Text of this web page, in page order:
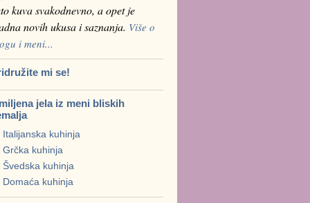
kuva svakodnevno, a opet je
novih ukusa i saznanja. Više o
i meni...
mi se!
jela iz meni bliskih
Italijanska kuhinja
Grčka kuhinja
Švedska kuhinja
Domaća kuhinja